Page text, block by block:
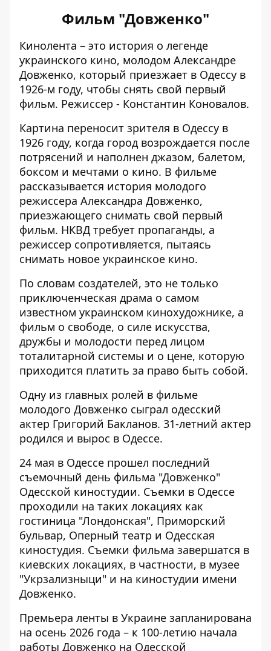
Фильм "Довженко"
Кинолента – это история о легенде
украинского кино, молодом Александре
Довженко, который приезжает в Одессу в
1926-м году, чтобы снять свой первый
фильм. Режиссер - Константин Коновалов.
Картина переносит зрителя в Одессу в
1926 году, когда город возрождается после
потрясений и наполнен джазом, балетом,
боксом и мечтами о кино. В фильме
рассказывается история молодого
режиссера Александра Довженко,
приезжающего снимать свой первый
фильм. НКВД требует пропаганды, а
режиссер сопротивляется, пытаясь
снимать новое украинское кино.
По словам создателей, это не только
приключенческая драма о самом
известном украинском кинохудожнике, а
фильм о свободе, о силе искусства,
дружбы и молодости перед лицом
тоталитарной системы и о цене, которую
приходится платить за право быть собой.
Одну из главных ролей в фильме
молодого Довженко сыграл одесский
актер Григорий Бакланов. 31-летний актер
родился и вырос в Одессе.
24 мая в Одессе прошел последний
съемочный день фильма "Довженко"
Одесской киностудии. Съемки в Одессе
проходили на таких локациях как
гостиница "Лондонская", Приморский
бульвар, Оперный театр и Одесская
киностудия. Съемки фильма завершатся в
киевских локациях, в частности, в музее
"Укрзализныци" и на киностудии имени
Довженко.
Премьера ленты в Украине запланирована
на осень 2026 года – к 100-летию начала
работы Довженко на Одесской